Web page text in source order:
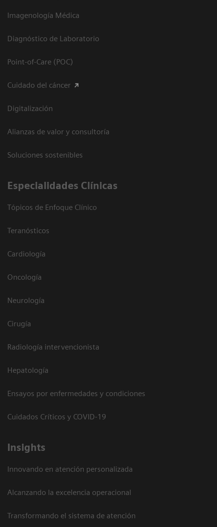
Imagenología Médica
Diagnóstico de Laboratorio
Point-of-Care (POC)
Cuidado del cáncer
Digitalización
Alianzas de valor y consultoría
Soluciones sostenibles
Especialidades Clínicas
Tópicos de Enfoque Clínico
Teranósticos
Cardiología
Oncología
Neurología
Cirugía
Radiología intervencionista
Hepatología
Ensayos por enfermedades y condiciones
Cuidados Críticos y COVID-19
Insights
Innovando en atención personalizada
Alcanzando la excelencia operacional
Transformando el sistema de atención